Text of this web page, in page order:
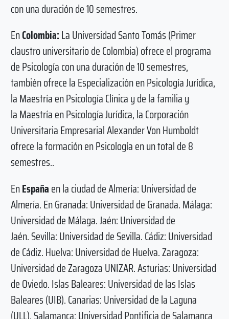
con una duración de 10 semestres.
EnColombia:La Universidad Santo Tomás (Primer
claustro universitario de Colombia) ofrece el programa
de Psicología con una duración de 10 semestres,
también ofrece la Especialización en Psicología Jurídica,
la Maestría en Psicología Clínica y de la familia y
la Maestría en Psicología Jurídica, la Corporación
Universitaria Empresarial Alexander Von Humboldt
ofrece la formación en Psicología en un total de 8
semestres..
EnEspañaen la ciudad deAlmería: Universidad de
Almería. En Granada: Universidad de Granada. Málaga:
Universidad de Málaga. Jaén: Universidad de
Jaén. Sevilla: Universidad de Sevilla. Cádiz: Universidad
de Cádiz. Huelva: Universidad de Huelva. Zaragoza:
Universidad de Zaragoza UNIZAR. Asturias: Universidad
de Oviedo. Islas Baleares: Universidad de las Islas
Baleares (UIB). Canarias: Universidad de la Laguna